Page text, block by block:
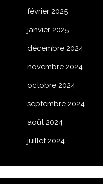
février 2025
janvier 2025
décembre 2024
novembre 2024
octobre 2024
septembre 2024
août 2024
juillet 2024